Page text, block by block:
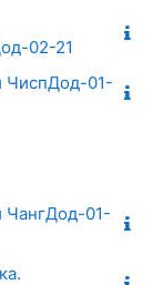
02-21
ЧиспДод-01-
ЧангДод-01-